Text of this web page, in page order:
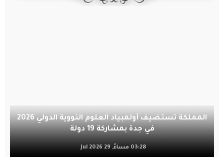
المملكة تستضيف أولمبياد العلوم النووية الدولي 2026
في جدة بمشاركة 19 دولة
03:28 مساءً, 29 Jul 2026